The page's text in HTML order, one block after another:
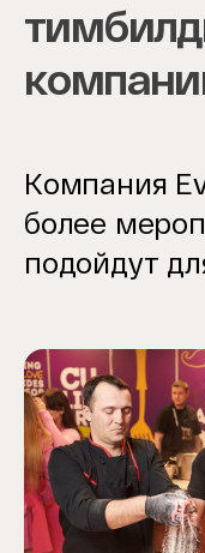
Компания
более
подойдут